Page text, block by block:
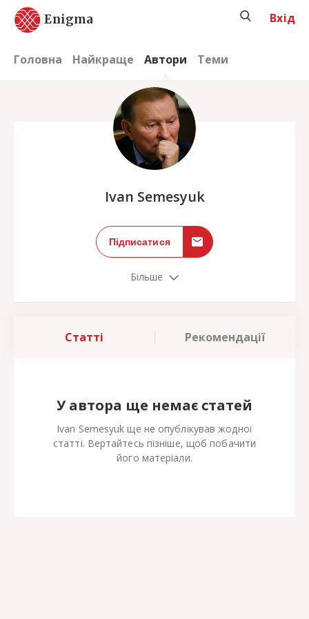
Enigma
Головна Найкраще Автори Теми
Вхід
Ivan Semesyuk
Підписатися
Більше
Статті Рекомендації
У автора ще немає статей
Ivan Semesyuk ще не опублікував жодної
статті. Вертайтесь пізніше, щоб побачити
його матеріали.